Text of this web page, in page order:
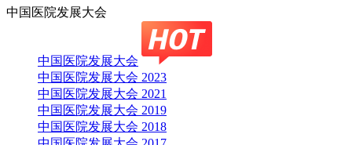
中国医院发展大会
中国医院发展大会
中国医院发展大会 2023
中国医院发展大会 2021
中国医院发展大会 2019
中国医院发展大会 2018